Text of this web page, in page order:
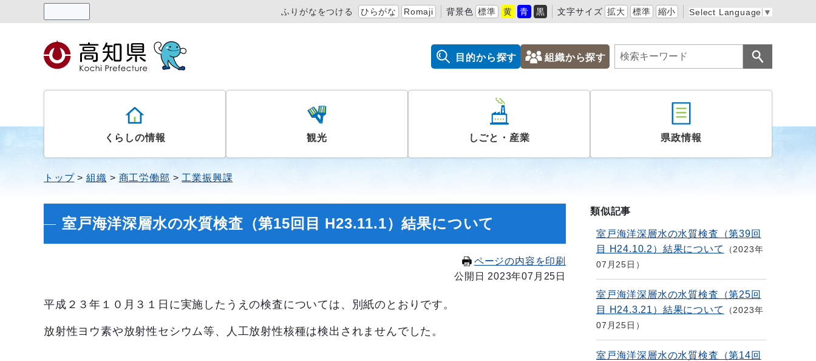
ふりがなをつける ひらがな Romaji 背景色 標準 黄 青 黒 文字サイズ 拡大 標準 縮小 Select Language ▼
目的から探す 組織から探す
くらしの情報 観光 しごと・産業 県政情報
トップ 組織 商工労働部 工業振興課
室戸海洋深層水の水質検査（第15回目 H23.11.1）結果について
ページの内容を印刷
公開日 2023年07月25日
平成２３年１０月３１日に実施したうえの検査については、別紙のとおりです。
放射性ヨウ素や放射性セシウム等、人工放射性核種は検出されませんでした。
類似記事
室戸海洋深層水の水質検査（第39回
目 H24.10.2）結果について
2023年
07月25日
室戸海洋深層水の水質検査（第25回
目 H24.3.21）結果について
2023年
07月25日
室戸海洋深層水の水質検査（第14回